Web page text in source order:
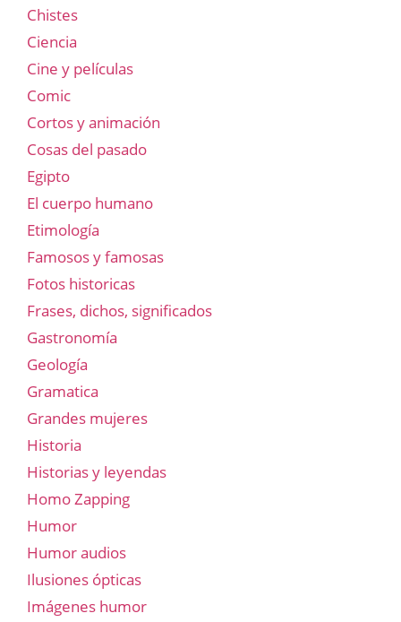
Chistes
Ciencia
Cine y películas
Comic
Cortos y animación
Cosas del pasado
Egipto
El cuerpo humano
Etimología
Famosos y famosas
Fotos historicas
Frases, dichos, significados
Gastronomía
Geología
Gramatica
Grandes mujeres
Historia
Historias y leyendas
Homo Zapping
Humor
Humor audios
Ilusiones ópticas
Imágenes humor